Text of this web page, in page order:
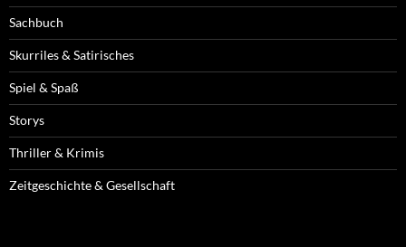
Sachbuch
Skurriles & Satirisches
Spiel & Spaß
Storys
Thriller & Krimis
Zeitgeschichte & Gesellschaft